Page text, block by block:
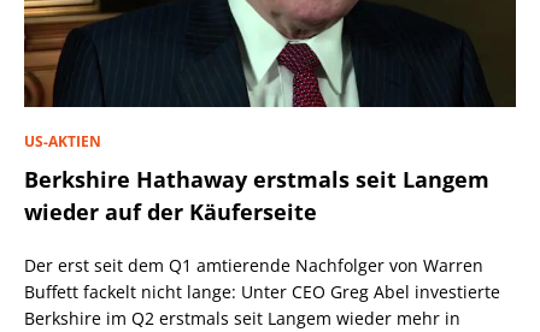
US-AKTIEN
Berkshire Hathaway erstmals seit Langem
wieder auf der Käuferseite
Der erst seit dem Q1 amtierende Nachfolger von Warren
Buffett fackelt nicht lange: Unter CEO Greg Abel investierte
Berkshire im Q2 erstmals seit Langem wieder mehr in